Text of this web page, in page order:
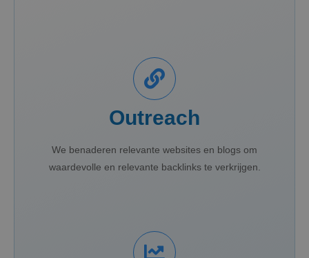
Outreach
We benaderen relevante websites en blogs om
waardevolle en relevante backlinks te verkrijgen.